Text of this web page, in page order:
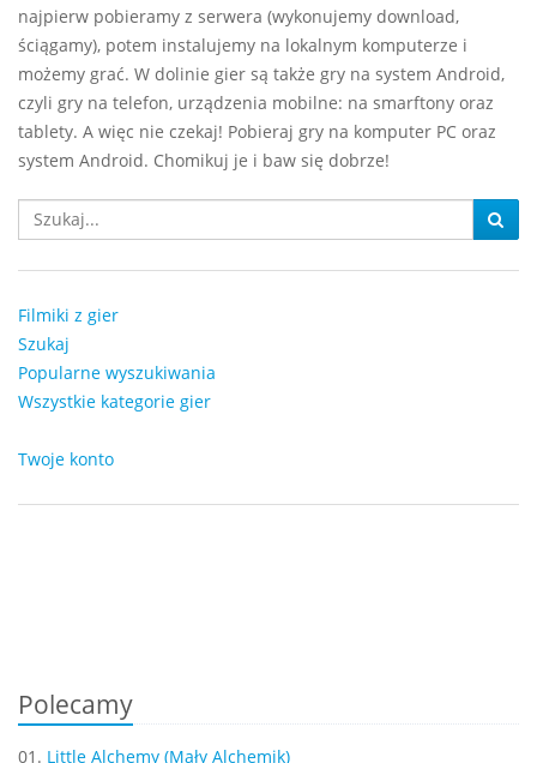
najpierw pobieramy z serwera (wykonujemy download,
ściągamy), potem instalujemy na lokalnym komputerze i
możemy grać. W dolinie gier są także gry na system Android,
czyli gry na telefon, urządzenia mobilne: na smarftony oraz
tablety. A więc nie czekaj! Pobieraj gry na komputer PC oraz
system Android. Chomikuj je i baw się dobrze!
Filmiki z gier
Szukaj
Popularne wyszukiwania
Wszystkie kategorie gier
Twoje konto
Polecamy
01. Little Alchemy (Mały Alchemik)